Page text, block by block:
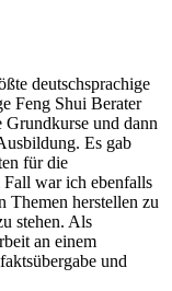
deutschsprachige
Feng Shui Berater
und dann
Es gab
für die
Fall war ich ebenfalls
Themen herstellen zu
stehen. Als
an einem
und